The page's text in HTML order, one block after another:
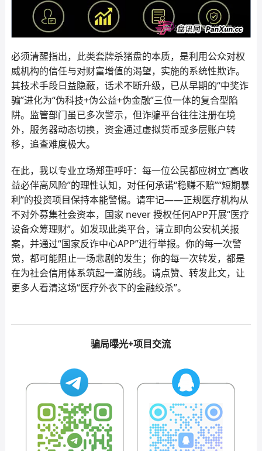
必须清醒指出，此类套牌杀猪盘的本质，是利用公众对权
威机构的信任与对财富增值的渴望，实施的系统性欺诈。
其技术手段日益隐蔽，话术不断升级，已从早期的“中奖诈
骗”进化为“伪科技+伪公益+伪金融”三位一体的复合型陷
阱。监管部门虽已多次警示，但诈骗平台往往注册在境
外，服务器动态切换，资金通过虚拟货币或多层账户转
移，追查难度极大。
在此，我以专业立场郑重呼吁：每一位公民都应树立“高收
益必伴高风险”的理性认知，对任何承诺“稳赚不赔”“短期暴
利”的投资项目保持本能警惕。请牢记——正规医疗机构从
不对外募集社会资本，国家 never 授权任何APP开展“医疗
设备众筹理财”。如发现此类平台，请立即向公安机关报
案，并通过“国家反诈中心APP”进行举报。你的每一次警
觉，都可能阻止一场悲剧的发生；你的每一次转发，都是
在为社会信用体系筑起一道防线。请点赞、转发此文，让
更多人看清这场“医疗外衣下的金融绞杀”。
骗局曝光+项目交流